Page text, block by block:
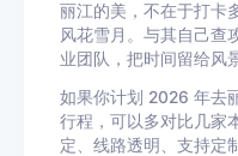
丽江的美，不在于打卡
风花雪月。与其自己查
业团队，把时间留给风
如果你计划 2026 年去
行程，可以多对比几家
定、线路透明、支持定